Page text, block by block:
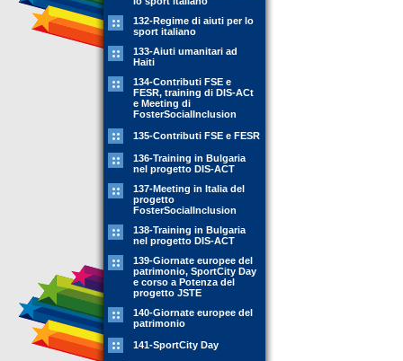
132-Regime di aiuti per lo
sport italiano
133-Aiuti umanitari ad
Haiti
134-Contributi FSE e
FESR, training di DIS-ACt
e Meeting di
FosterSocialInclusion
135-Contributi FSE e FESR
136-Training in Bulgaria
nel progetto DIS-ACT
137-Meeting in Italia del
progetto
FosterSocialInclusion
138-Training in Bulgaria
nel progetto DIS-ACT
139-Giornate europee del
patrimonio, SportCity Day
e corso a Potenza del
progetto JSTE
140-Giornate europee del
patrimonio
141-SportCity Day